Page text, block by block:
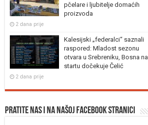
pčelare i ljubitelje domaćih
proizvoda
2 dana prije
Kalesijski „federalci“ saznali
raspored: Mladost sezonu
otvara u Srebreniku, Bosna na
startu dočekuje Čelić
2 dana prije
Pratite nas i na našoj facebook stranici